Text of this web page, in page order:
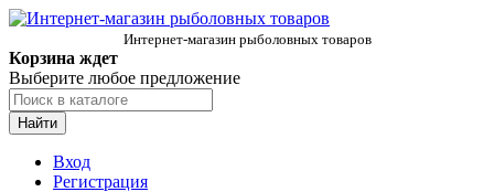
Интернет-магазин рыболовных товаров
Корзина ждет
Выберите любое предложение
Найти
Вход
Регистрация